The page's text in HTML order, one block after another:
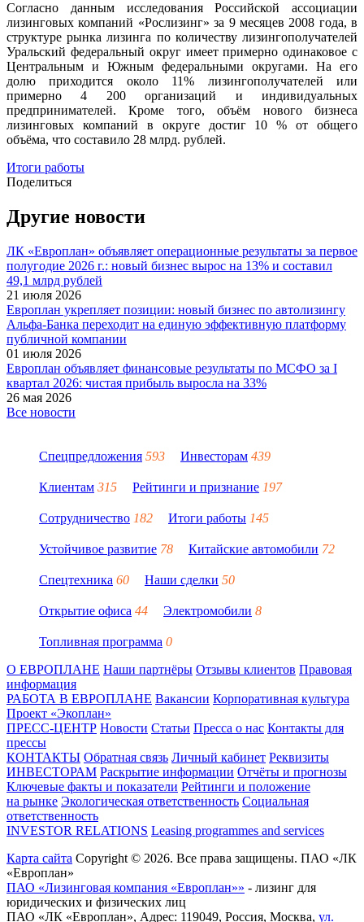
Согласно данным исследования Российской ассоциации
лизинговых компаний «Рослизинг» за 9 месяцев 2008 года, в
структуре рынка лизинга по количеству лизингополучателей
Уральский федеральный округ имеет примерно одинаковое с
Центральным и Южным федеральными округами. На его
долю приходится около 11% лизингополучателей или
примерно 4 200 организаций и индивидуальных
предпринимателей. Кроме того, объём нового бизнеса
лизинговых компаний в округе достиг 10 % от общего
объёма, что составило 28 млрд. рублей.
Итоги работы
Поделиться
Другие новости
ЛК «Европлан» объявляет операционные результаты за первое
полугодие 2026 г.: новый бизнес вырос на 13% и составил
49,1 млрд рублей
21 июля 2026
Европлан укрепляет позиции: новый бизнес по автолизингу
Альфа-Банка переходит на единую эффективную платформу
публичной компании
01 июля 2026
Европлан объявляет финансовые результаты по МСФО за I
квартал 2026: чистая прибыль выросла на 33%
26 мая 2026
Все новости
Спецпредложения 593 Инвесторам 439
Клиентам 315 Рейтинги и признание 197
Сотрудничество 182 Итоги работы 145
Устойчивое развитие 78 Китайские автомобили 72
Спецтехника 60 Наши сделки 50
Открытие офиса 44 Электромобили 8
Топливная программа 0
О ЕВРОПЛАНЕ Наши партнёры Отзывы клиентов Правовая
информация
РАБОТА В ЕВРОПЛАНЕ Вакансии Корпоративная культура
Проект «Экоплан»
ПРЕСС-ЦЕНТР Новости Статьи Пресса о нас Контакты для
прессы
КОНТАКТЫ Обратная связь Личный кабинет Реквизиты
ИНВЕСТОРАМ Раскрытие информации Отчёты и прогнозы
Ключевые факты и показатели Рейтинги и положение
на рынке Экологическая ответственность Социальная
ответственность
INVESTOR RELATIONS Leasing programmes and services
Карта сайта Copyright © 2026. Все права защищены. ПАО «ЛК
«Европлан»
ПАО «Лизинговая компания «Европлан»» - лизинг для
юридических и физических лиц
ПАО «ЛК «Европлан», Адрес: 119049, Россия, Москва, ул.